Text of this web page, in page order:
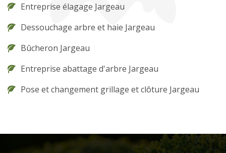
Entreprise élagage Jargeau
Dessouchage arbre et haie Jargeau
Bûcheron Jargeau
Entreprise abattage d'arbre Jargeau
Pose et changement grillage et clôture Jargeau